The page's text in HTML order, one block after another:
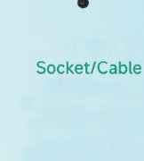
Notícias e Casos
Bases e